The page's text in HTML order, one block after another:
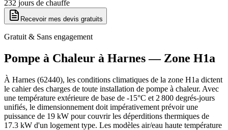
232 jours de chauffe
Recevoir mes devis gratuits
Gratuit & Sans engagement
Pompe à Chaleur à Harnes— Zone H1a
À Harnes (62440), les conditions climatiques de la zone H1a dictent
le cahier des charges de toute installation de pompe à chaleur. Avec
une température extérieure de base de -15°C et 2 800 degrés-jours
unifiés, le dimensionnement doit impérativement prévoir une
puissance de 19 kW pour couvrir les déperditions thermiques de
17.3 kW d'un logement type. Les modèles air/eau haute température